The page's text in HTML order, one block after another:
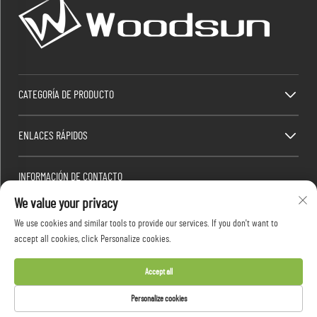
CATEGORÍA DE PRODUCTO
ENLACES RÁPIDOS
INFORMACIÓN DE CONTACTO
Factory/Office add : Zona Industrial Dawang, Ciudad Heshan (al sur de la Carretera
Correo electrónico:[email protected]
Tel.: +86-13376626036
Derechos de autor © 2026 Guangdong Woodsun Housewares Co., Ltd. Todos los derechos
We value your privacy
We use cookies and similar tools to provide our services. If you don't want to
accept all cookies, click Personalize cookies.
Personalize cookies
Accept all